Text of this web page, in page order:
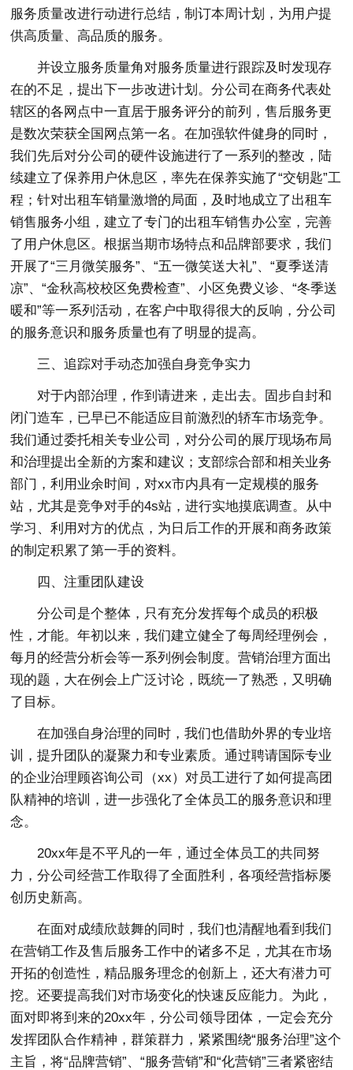
服务质量改进行动进行总结，制订本周计划，为用户提
供高质量、高品质的服务。
并设立服务质量角对服务质量进行跟踪及时发现存
在的不足，提出下一步改进计划。分公司在商务代表处
辖区的各网点中一直居于服务评分的前列，售后服务更
是数次荣获全国网点第一名。在加强软件健身的同时，
我们先后对分公司的硬件设施进行了一系列的整改，陆
续建立了保养用户休息区，率先在保养实施了“交钥匙”工
程；针对出租车销量激增的局面，及时地成立了出租车
销售服务小组，建立了专门的出租车销售办公室，完善
了用户休息区。根据当期市场特点和品牌部要求，我们
开展了“三月微笑服务”、“五一微笑送大礼”、“夏季送清
凉”、“金秋高校校区免费检查”、小区免费义诊、“冬季送
暖和”等一系列活动，在客户中取得很大的反响，分公司
的服务意识和服务质量也有了明显的提高。
三、追踪对手动态加强自身竞争实力
对于内部治理，作到请进来，走出去。固步自封和
闭门造车，已早已不能适应目前激烈的轿车市场竞争。
我们通过委托相关专业公司，对分公司的展厅现场布局
和治理提出全新的方案和建议；支部综合部和相关业务
部门，利用业余时间，对xx市内具有一定规模的服务
站，尤其是竞争对手的4s站，进行实地摸底调查。从中
学习、利用对方的优点，为日后工作的开展和商务政策
的制定积累了第一手的资料。
四、注重团队建设
分公司是个整体，只有充分发挥每个成员的积极
性，才能。年初以来，我们建立健全了每周经理例会，
每月的经营分析会等一系列例会制度。营销治理方面出
现的题，大在例会上广泛讨论，既统一了熟悉，又明确
了目标。
在加强自身治理的同时，我们也借助外界的专业培
训，提升团队的凝聚力和专业素质。通过聘请国际专业
的企业治理顾咨询公司（xx）对员工进行了如何提高团
队精神的培训，进一步强化了全体员工的服务意识和理
念。
20xx年是不平凡的一年，通过全体员工的共同努
力，分公司经营工作取得了全面胜利，各项经营指标屡
创历史新高。
在面对成绩欣鼓舞的同时，我们也清醒地看到我们
在营销工作及售后服务工作中的诸多不足，尤其在市场
开拓的创造性，精品服务理念的创新上，还大有潜力可
挖。还要提高我们对市场变化的快速反应能力。为此，
面对即将到来的20xx年，分公司领导团体，一定会充分
发挥团队合作精神，群策群力，紧紧围绕“服务治理”这个
主旨，将“品牌营销”、“服务营销”和“化营销”三者紧密结